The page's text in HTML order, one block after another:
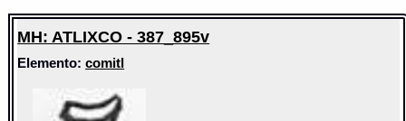
MH: ATLIXCO - 387_895v
Elemento:comitl